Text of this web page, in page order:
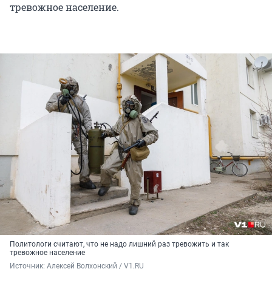
тревожное население.
Политологи считают, что не надо лишний раз тревожить и так
тревожное население
Источник: Алексей Волхонский / V1.RU